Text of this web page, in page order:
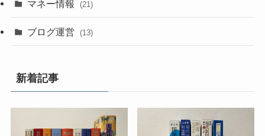
マネー情報 (21)
ブログ運営 (13)
新着記事